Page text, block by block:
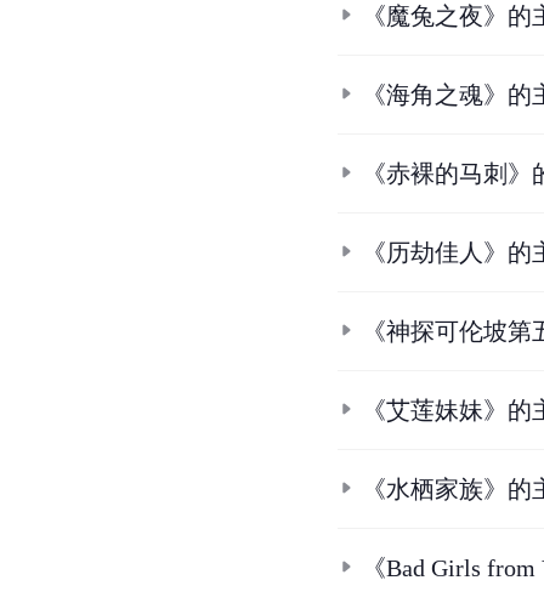
《魔兔之夜》的
《海角之魂》的
《赤裸的马刺
《历劫佳人》的
《神探可伦坡
《艾莲妹妹》的
《水栖家族》的
《Bad Girls